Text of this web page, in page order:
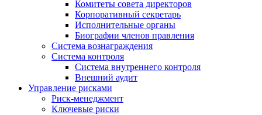
Комитеты совета директоров
Корпоративный секретарь
Исполнительные органы
Биографии членов правления
Система вознаграждения
Система контроля
Система внутреннего контроля
Внешний аудит
Управление рисками
Риск-менеджмент
Ключевые риски